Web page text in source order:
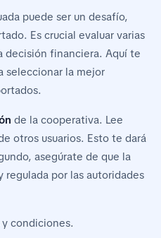
puede ser un desafío,
Es crucial evaluar varias
decisión financiera. Aquí te
seleccionar la mejor
de la cooperativa. Lee
otros usuarios. Esto te dará
asegúrate de que la
por las autoridades
condiciones.